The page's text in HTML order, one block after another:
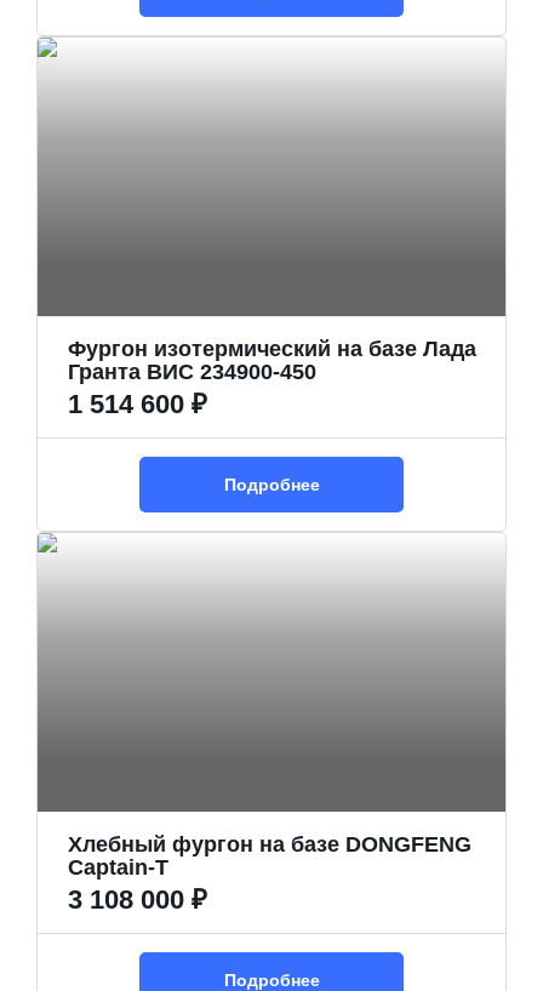
Фургон изотермический на базе Лада
Гранта ВИС 234900-450
1 514 600 ₽
Подробнее
Хлебный фургон на базе DONGFENG
Captain-T
3 108 000 ₽
Подробнее